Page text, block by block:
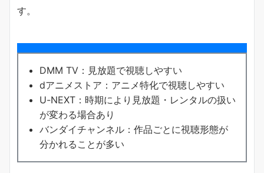
す。
DMM TV：見放題で視聴しやすい
dアニメストア：アニメ特化で視聴しやすい
U-NEXT：時期により見放題・レンタルの扱い
が変わる場合あり
バンダイチャンネル：作品ごとに視聴形態が
分かれることが多い